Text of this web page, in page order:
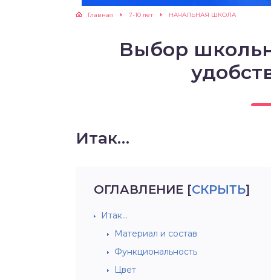
Главная 7-10 лет НАЧАЛЬНАЯ ШКОЛА
Выбор
Итак…
ОГЛАВЛЕНИЕ [СКРЫТЬ]
Итак…
Материал и состав
Функциональность
Цвет